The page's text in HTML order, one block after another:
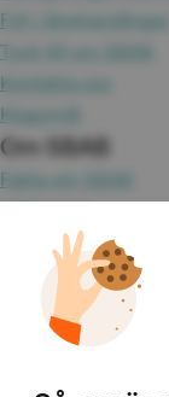
Fyll i lånehandlingar
Tyck till om SBAB
Kontakta oss
Klagomål
Om SBAB
Fakta om SBAB
Jobba hos oss
Investor Relations
Omvärld & analyser